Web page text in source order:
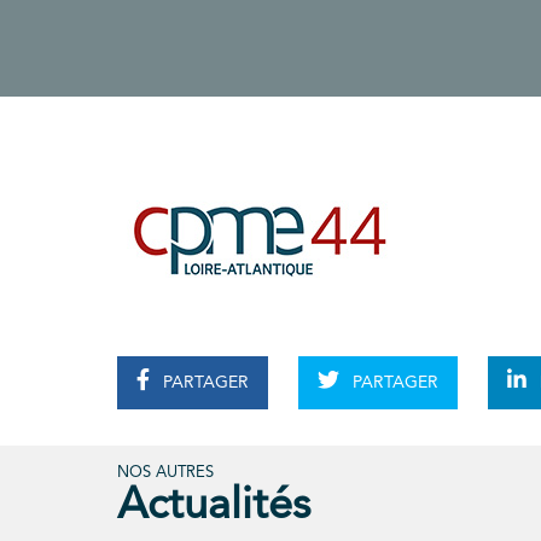
PARTAGER PARTAGER
NOS AUTRES
Actualités